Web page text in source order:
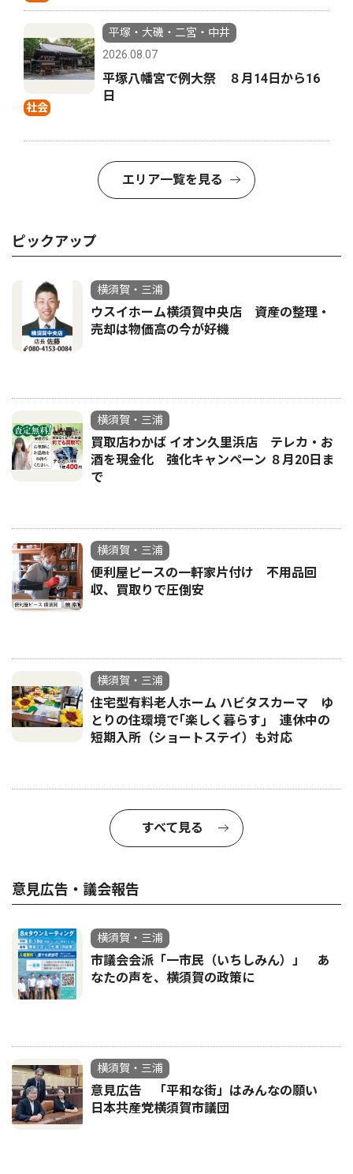
社会
平塚・大磯・二宮・中井
2026.08.07
平塚八幡宮で例大祭 ８月14日から16
日
エリア一覧を見る
ピックアップ
横須賀・三浦
ウスイホーム横須賀中央店 資産の整理・
売却は物価高の今が好機
横須賀・三浦
買取店わかば イオン久里浜店 テレカ・お
酒を現金化 強化キャンペーン ８月20日ま
で
横須賀・三浦
便利屋ピースの一軒家片付け 不用品回
収、買取りで圧倒安
横須賀・三浦
住宅型有料老人ホーム ハビタスカーマ ゆ
とりの住環境で｢楽しく暮らす｣ 連休中の
短期入所（ショートステイ）も対応
すべて見る
意見広告・議会報告
横須賀・三浦
市議会会派「一市民（いちしみん）」 あ
なたの声を、横須賀の政策に
横須賀・三浦
意見広告 「平和な街」はみんなの願い
日本共産党横須賀市議団